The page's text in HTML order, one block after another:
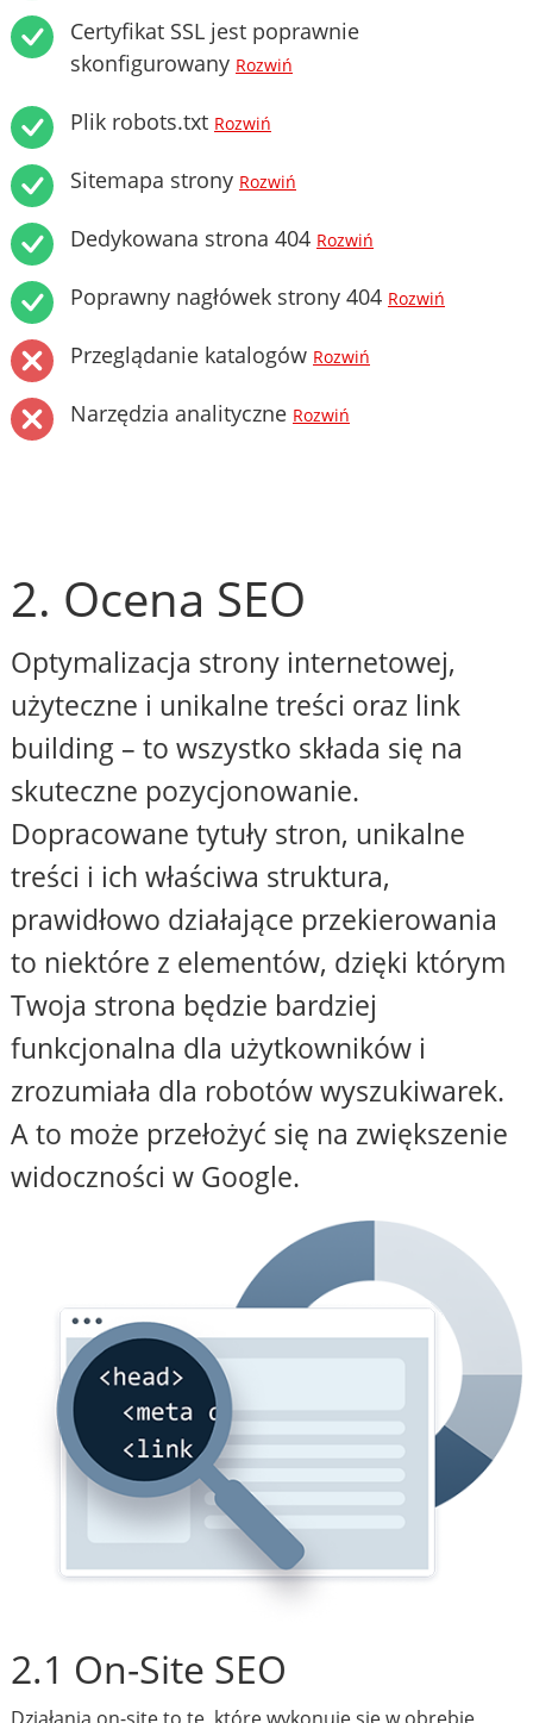
Certyfikat SSL jest poprawnie
skonfigurowany Rozwiń
Plik robots.txt Rozwiń
Sitemapa strony Rozwiń
Dedykowana strona 404 Rozwiń
Poprawny nagłówek strony 404 Rozwiń
Przeglądanie katalogów Rozwiń
Narzędzia analityczne Rozwiń
2. Ocena SEO
Optymalizacja strony internetowej,
użyteczne i unikalne treści oraz link
building – to wszystko składa się na
skuteczne pozycjonowanie.
Dopracowane tytuły stron, unikalne
treści i ich właściwa struktura,
prawidłowo działające przekierowania
to niektóre z elementów, dzięki którym
Twoja strona będzie bardziej
funkcjonalna dla użytkowników i
zrozumiała dla robotów wyszukiwarek.
A to może przełożyć się na zwiększenie
widoczności w Google.
2.1 On-Site SEO
Działania on-site to te, które wykonuje się w obrębie